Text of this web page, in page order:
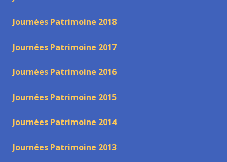
Journées Patrimoine 2018
Journées Patrimoine 2017
Journées Patrimoine 2016
Journées Patrimoine 2015
Journées Patrimoine 2014
Journées Patrimoine 2013